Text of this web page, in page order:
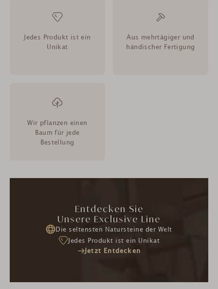
Jedes Produkt ist ein
Unikat
Aus mehrtägiger und
händischer Fertigung
Wir pflanzen einen
Baum für jede
Bestellung
Entdecken Sie
Unsere Exclusive Line
Die seltensten Natursteine der Welt
Jedes Produkt ist ein Unikat
Jetzt Entdecken